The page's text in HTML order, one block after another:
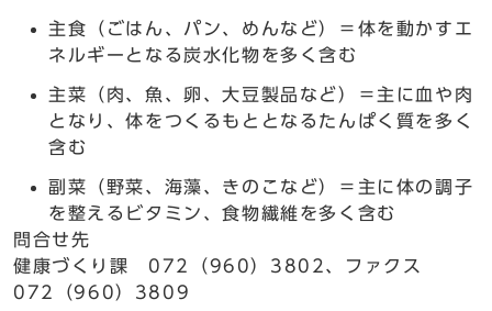
主食（ごはん、パン、めんなど）＝体を動かすエ
ネルギーとなる炭水化物を多く含む
主菜（肉、魚、卵、大豆製品など）＝主に血や肉
となり、体をつくるもととなるたんぱく質を多く
含む
副菜（野菜、海藻、きのこなど）＝主に体の調子
を整えるビタミン、食物繊維を多く含む
問合せ先
健康づくり課 072（960）3802、ファクス
072（960）3809